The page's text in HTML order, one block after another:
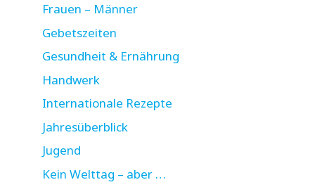
Frauen – Männer
Gebetszeiten
Gesundheit & Ernährung
Handwerk
Internationale Rezepte
Jahresüberblick
Jugend
Kein Welttag – aber …